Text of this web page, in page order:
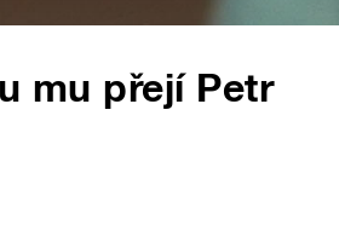
mu přejí Petr